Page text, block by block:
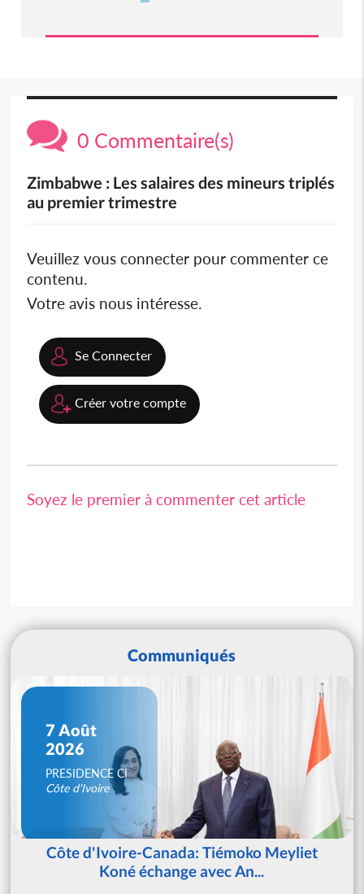
0 Commentaire(s)
Zimbabwe : Les salaires des mineurs triplés
au premier trimestre
Veuillez vous connecter pour commenter ce
contenu.
Votre avis nous intéresse.
Se Connecter
Créer votre compte
Soyez le premier à commenter cet article
Communiqués
7 Août
2026
PRESIDENCE CI
Côte d'Ivoire
Côte d'Ivoire-Canada: Tiémoko Meyliet
Koné échange avec An...